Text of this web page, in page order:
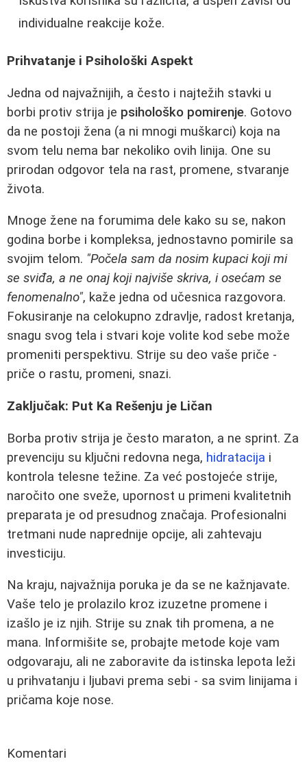
individualne reakcije kože.
Prihvatanje i Psihološki Aspekt
Jedna od najvažnijih, a često i najtežih stavki u
borbi protiv strija je psihološko pomirenje. Gotovo
da ne postoji žena (a ni mnogi muškarci) koja na
svom telu nema bar nekoliko ovih linija. One su
prirodan odgovor tela na rast, promene, stvaranje
života.
Mnoge žene na forumima dele kako su se, nakon
godina borbe i kompleksa, jednostavno pomirile sa
svojim telom. "Počela sam da nosim kupaci koji mi
se sviđa, a ne onaj koji najviše skriva, i osećam se
fenomenalno", kaže jedna od učesnica razgovora.
Fokusiranje na celokupno zdravlje, radost kretanja,
snagu svog tela i stvari koje volite kod sebe može
promeniti perspektivu. Strije su deo vaše priče -
priče o rastu, promeni, snazi.
Zaključak: Put Ka Rešenju je Ličan
Borba protiv strija je često maraton, a ne sprint. Za
prevenciju su ključni redovna nega, hidratacija i
kontrola telesne težine. Za već postojeće strije,
naročito one sveže, upornost u primeni kvalitetnih
preparata je od presudnog značaja. Profesionalni
tretmani nude naprednije opcije, ali zahtevaju
investiciju.
Na kraju, najvažnija poruka je da se ne kažnjavate.
Vaše telo je prolazilo kroz izuzetne promene i
izašlo je iz njih. Strije su znak tih promena, a ne
mana. Informišite se, probajte metode koje vam
odgovaraju, ali ne zaboravite da istinska lepota leži
u prihvatanju i ljubavi prema sebi - sa svim linijama i
pričama koje nose.
Komentari